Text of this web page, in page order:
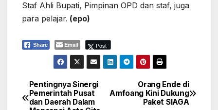
Staf Ahli Bupati, Pimpinan OPD dan staf, juga
para pelajar. (epo)
Share Email Post
Navigasi
Orang Ende di
Amfoang Kini Dukung
Paket SIAGA
Pentingnya Sinergi
Pemerintah Pusat
dan Daerah Dalam